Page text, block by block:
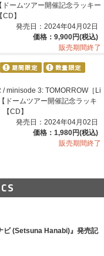
ームツアー開催記念ラッキー
】
発売日：2024年04月02日
価格：9,900円(税込)
販売期間終了
/ minisode 3: TOMORROW［Li
ドームツアー開催記念ラッキ
CD】
発売日：2024年04月02日
価格：1,980円(税込)
販売期間終了
ビ (Setsuna Hanabi)』発売記